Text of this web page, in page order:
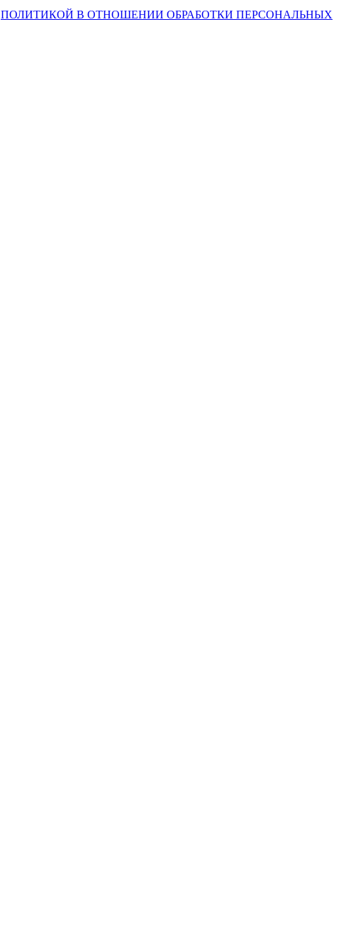
ПОЛИТИКОЙ В ОТНОШЕНИИ ОБРАБОТКИ ПЕРСОНАЛЬНЫХ